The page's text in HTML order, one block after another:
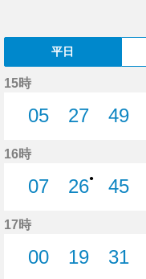
平日
15時
05
27
49
16時
07
26●
45
17時
00
19
31